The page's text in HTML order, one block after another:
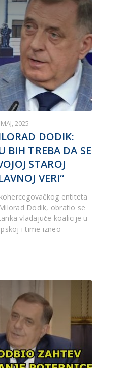
2025
DODIK:
BIH TREBA DA SE
STAROJ
VERI“
entiteta
Dodik, obratio se
vladajuće koalicije u
i time izneo